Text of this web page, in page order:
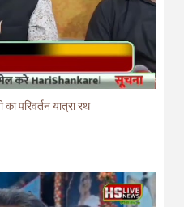
का परिवर्तन यात्रा रथ